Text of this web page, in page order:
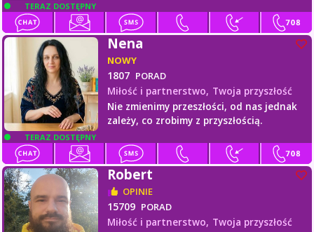
TERAZ DOSTĘPNY
TERAZ DOSTĘPNY
Nena
NOWY
1807 PORAD
Miłość i partnerstwo, Twoja przyszłość
Nie zmienimy przeszłości, od nas jednak
zależy, co zrobimy z przyszłością.
Robert
OPINIE
15709 PORAD
Miłość i partnerstwo, Twoja przyszłość